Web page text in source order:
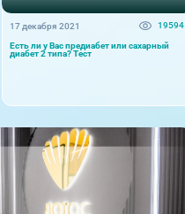
17 декабря 2021 19594
Есть ли у Вас предиабет или сахарный
диабет 2 типа? Тест